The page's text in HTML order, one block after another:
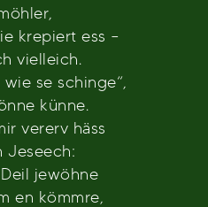
krepiert ess –
vielleich.
wie se schinge“,
künne.
vererv häss
Jeseech:
jewöhne
en kömmre,